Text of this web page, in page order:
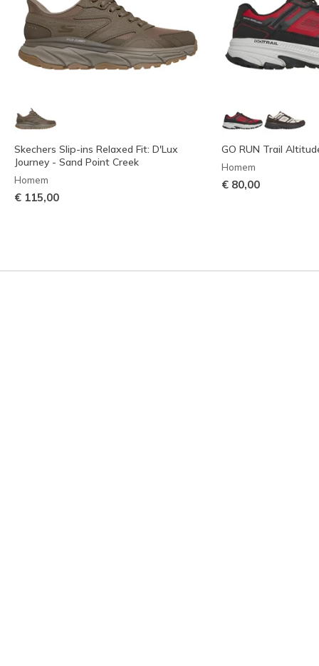
Skechers Slip-ins Relaxed Fit: D'Lux
Journey - Sand Point Creek
Homem
€ 115,00
GO RUN Trail
Homem
€ 80,00